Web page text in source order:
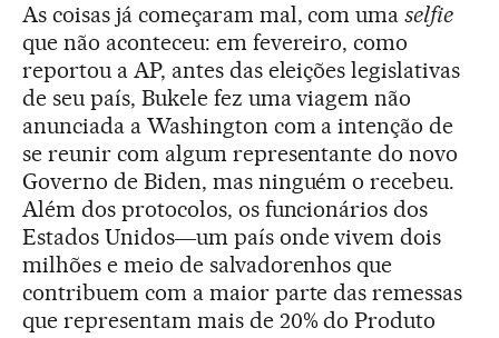
As coisas já começaram mal, com umaselfie
que não aconteceu: em fevereiro, como
reportou a AP, antes das eleições legislativas
de seu país, Bukele fez uma viagem não
anunciada a Washington com a intenção de
se reunir com algum representante do novo
Governo de Biden, mas ninguém o recebeu.
Além dos protocolos, os funcionários dos
Estados Unidos―um país onde vivem dois
milhões e meio de salvadorenhos que
contribuem com a maior parte das remessas
que representam mais de 20% do Produto